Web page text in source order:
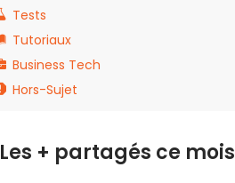
Tests
Tutoriaux
Business Tech
Hors-Sujet
Les + partagés ce mois